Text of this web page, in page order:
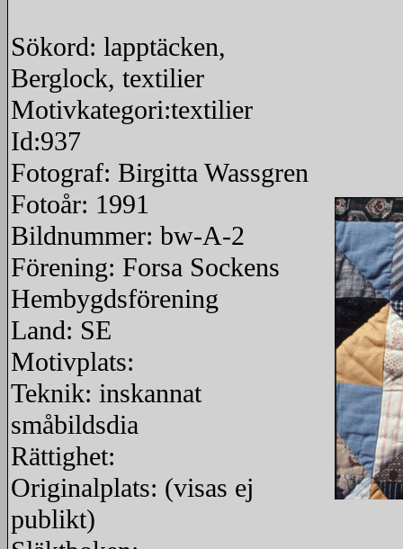
Sökord: lapptäcken,
Berglock, textilier
Motivkategori:textilier
Id:937
Fotograf: Birgitta Wassgren
Fotoår: 1991
Bildnummer: bw-A-2
Förening: Forsa Sockens
Hembygdsförening
Land: SE
Motivplats:
Teknik: inskannat
småbildsdia
Rättighet:
Originalplats: (visas ej
publikt)